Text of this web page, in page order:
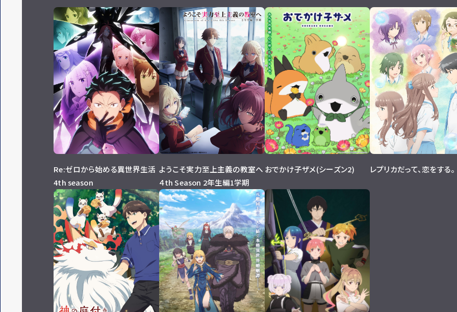
Re:ゼロから始める異世界生活
4th season
ようこそ実力至上主義の教室へ
４th Season 2年生編1学期
おでかけ子ザメ(シーズン2) レプリカだって、恋をする。